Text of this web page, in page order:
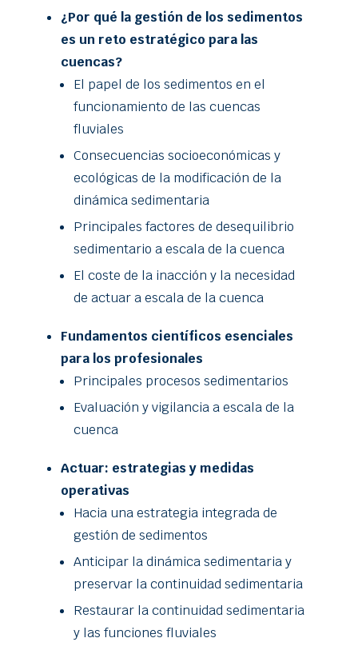
¿Por qué la gestión de los sedimentos
es un reto estratégico para las
cuencas?
El papel de los sedimentos en el
funcionamiento de las cuencas
fluviales
Consecuencias socioeconómicas y
ecológicas de la modificación de la
dinámica sedimentaria
Principales factores de desequilibrio
sedimentario a escala de la cuenca
El coste de la inacción y la necesidad
de actuar a escala de la cuenca
Fundamentos científicos esenciales
para los profesionales
Principales procesos sedimentarios
Evaluación y vigilancia a escala de la
cuenca
Actuar: estrategias y medidas
operativas
Hacia una estrategia integrada de
gestión de sedimentos
Anticipar la dinámica sedimentaria y
preservar la continuidad sedimentaria
Restaurar la continuidad sedimentaria
y las funciones fluviales